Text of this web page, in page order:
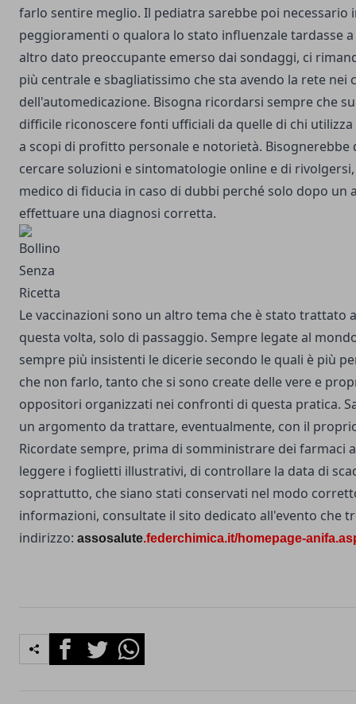
farlo sentire meglio. Il pediatra sarebbe poi necessario
peggioramenti o qualora lo stato influenzale tardasse
altro dato preoccupante emerso dai sondaggi, ci
più centrale e sbagliatissimo che sta avendo la rete nei
dell'automedicazione. Bisogna ricordarsi sempre che
difficile riconoscere fonti ufficiali da quelle di chi
a scopi di profitto personale e notorietà. Bisognerebbe
cercare soluzioni e sintomatologie online e di
medico di fiducia in caso di dubbi perché solo dopo un
effettuare una diagnosi corretta.
Le vaccinazioni sono un altro tema che è stato trattato
questa volta, solo di passaggio. Sempre legate al
sempre più insistenti le dicerie secondo le quali è più
che non farlo, tanto che si sono create delle vere e
oppositori organizzati nei confronti di questa pratica.
un argomento da trattare, eventualmente, con il
Ricordate sempre, prima di somministrare dei farmaci
leggere i foglietti illustrativi, di controllare la data di
soprattutto, che siano stati conservati nel modo
informazioni, consultate il sito dedicato all'evento che
indirizzo: assosalute.federchimica.it/homepage-
FacebookTwitterWhatsapp